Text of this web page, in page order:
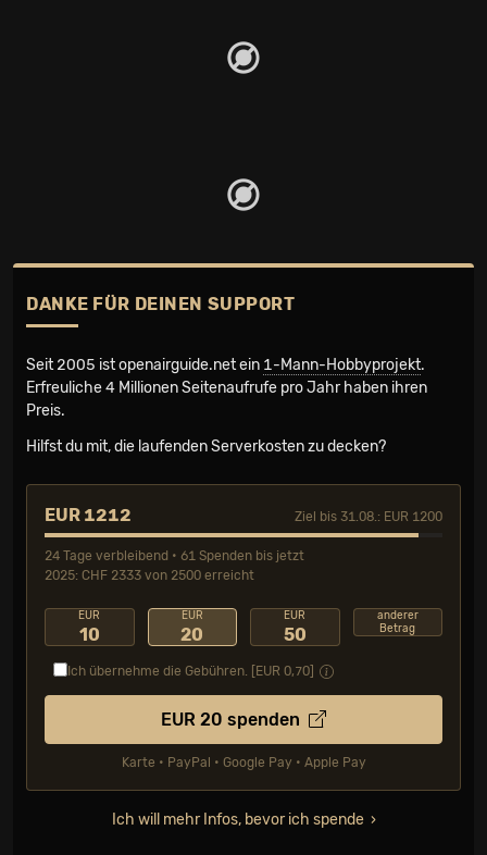
DANKE FÜR DEINEN SUPPORT
Seit 2005 ist openairguide.net ein 1-Mann-Hobbyprojekt.
Erfreuliche 4 Millionen Seiten­aufrufe pro Jahr haben ihren
Preis.
Hilfst du mit, die laufenden Serverkosten zu decken?
EUR 1212 Ziel bis 31.08.: EUR 1200
24 Tage verbleibend • 61 Spenden bis jetzt
2025: CHF 2333 von 2500 erreicht
EUR
10
EUR
20
EUR
50
anderer
Betrag
Ich übernehme die Gebühren. [EUR 0,70
EUR 20 spenden
Karte • PayPal • Google Pay • Apple Pay
Ich will mehr Infos, bevor ich spende